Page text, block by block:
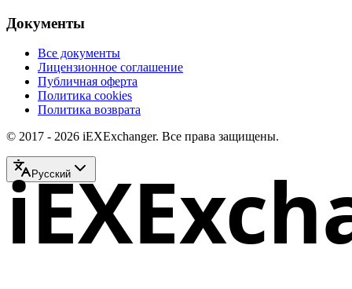
Документы
Все документы
Лицензионное соглашение
Публичная оферта
Политика cookies
Политика возврата
© 2017 - 2026 iEXExchanger. Все права защищены.
Русский